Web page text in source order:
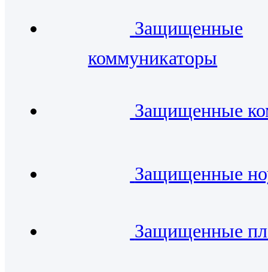
Защищенные
коммуникаторы
Защищенные
Защищенные
Защищенные